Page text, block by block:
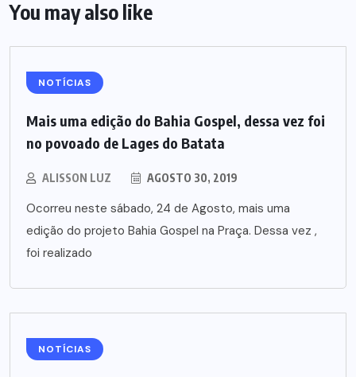
You may also like
NOTÍCIAS
Mais uma edição do Bahia Gospel, dessa vez foi
no povoado de Lages do Batata
ALISSON LUZ AGOSTO 30, 2019
Ocorreu neste sábado, 24 de Agosto, mais uma
edição do projeto Bahia Gospel na Praça. Dessa vez ,
foi realizado
NOTÍCIAS